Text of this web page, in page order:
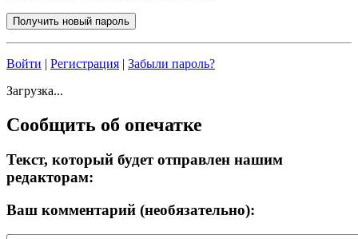
Войти | Регистрация | Забыли пароль?
Загрузка...
Сообщить об опечатке
Текст, который будет отправлен нашим
редакторам:
Ваш комментарий (необязательно):